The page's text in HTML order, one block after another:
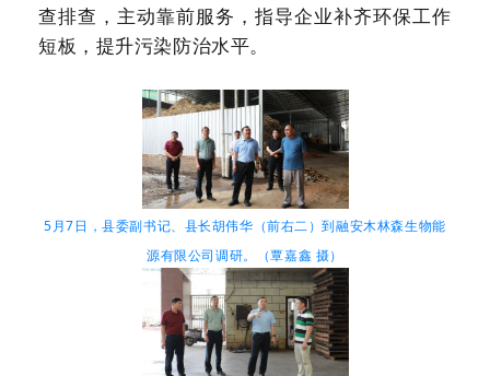
查排查，主动靠前服务，指导企业补齐环保工作
短板，提升污染防治水平。
5月7日，县委副书记、县长胡伟华（前右二）到融安木林森生物能
源有限公司调研。（覃嘉鑫 摄）